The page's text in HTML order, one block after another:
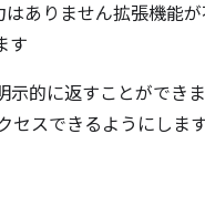
ありません拡張機能
す
示的に返すことができ
スできるようにしま